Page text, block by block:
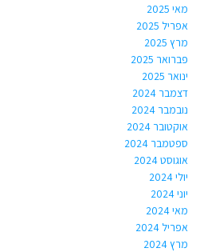
מאי 2025
אפריל 2025
מרץ 2025
פברואר 2025
ינואר 2025
דצמבר 2024
נובמבר 2024
אוקטובר 2024
ספטמבר 2024
אוגוסט 2024
יולי 2024
יוני 2024
מאי 2024
אפריל 2024
מרץ 2024